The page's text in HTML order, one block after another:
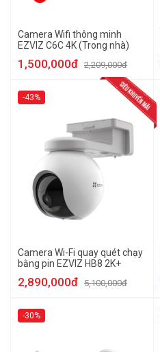
Camera Wifi thông minh
EZVIZ C6C 4K (Trong nhà)
1,500,000đ 2,209,000đ
-43%
Camera Wi-Fi quay quét chạy
bằng pin EZVIZ HB8 2K+
2,890,000đ 5,100,000đ
-30%